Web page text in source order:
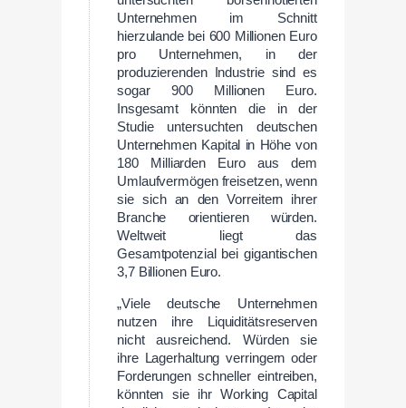
Unternehmen im Schnitt
hierzulande bei 600 Millionen Euro
pro Unternehmen, in der
produzierenden Industrie sind es
sogar 900 Millionen Euro.
Insgesamt könnten die in der
Studie untersuchten deutschen
Unternehmen Kapital in Höhe von
180 Milliarden Euro aus dem
Umlaufvermögen freisetzen, wenn
sie sich an den Vorreitern ihrer
Branche orientieren würden.
Weltweit liegt das
Gesamtpotenzial bei gigantischen
3,7 Billionen Euro.
„Viele deutsche Unternehmen
nutzen ihre Liquiditätsreserven
nicht ausreichend. Würden sie
ihre Lagerhaltung verringern oder
Forderungen schneller eintreiben,
könnten sie ihr Working Capital